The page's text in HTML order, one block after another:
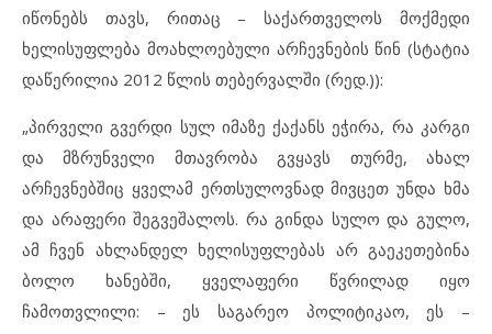
იწონებს თავს, რითაც – საქართველოს მოქმედი
ხელისუფლება მოახლოებული არჩევნების წინ (სტატია
დაწერილია 2012 წლის თებერვალში (რედ.)):
„პირველი გვერდი სულ იმაზე ქაქანს ეჭირა, რა კარგი
და მზრუნველი მთავრობა გვყავს თურმე, ახალ
არჩევნებშიც ყველამ ერთსულოვნად მივცეთ უნდა ხმა
და არაფერი შეგვეშალოს. რა გინდა სულო და გულო,
ამ ჩვენ ახლანდელ ხელისუფლებას არ გაეკეთებინა
ბოლო ხანებში, ყველაფერი წვრილად იყო
ჩამოთვლილი: – ეს საგარეო პოლიტიკაო, ეს –